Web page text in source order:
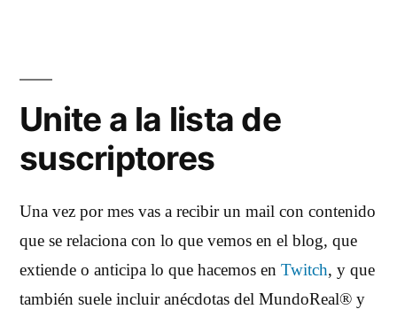
Unite a la lista de
suscriptores
Una vez por mes vas a recibir un mail con contenido
que se relaciona con lo que vemos en el blog, que
extiende o anticipa lo que hacemos en Twitch, y que
también suele incluir anécdotas del MundoReal® y